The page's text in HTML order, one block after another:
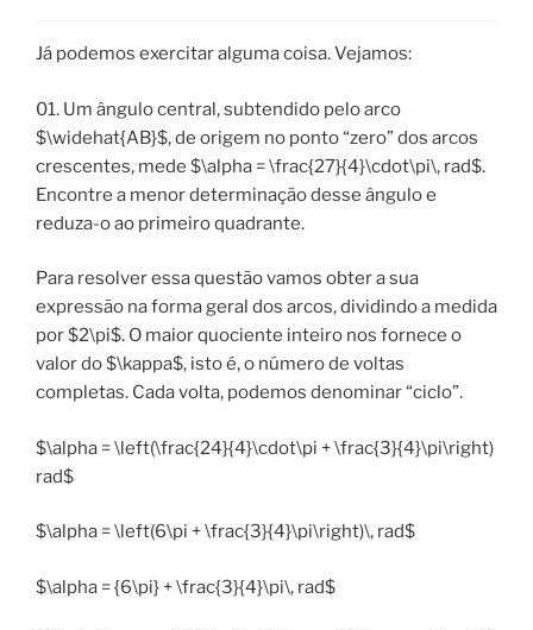
Já podemos exercitar alguma coisa. Vejamos:
01. Um ângulo central, subtendido pelo arco
$\widehat{AB}$, de origem no ponto “zero” dos arcos
crescentes, mede $\alpha = \frac{27}{4}\cdot\pi\, rad$.
Encontre a menor determinação desse ângulo e
reduza-o ao primeiro quadrante.
Para resolver essa questão vamos obter a sua
expressão na forma geral dos arcos, dividindo a medida
por $2\pi$. O maior quociente inteiro nos fornece o
valor do $\kappa$, isto é, o número de voltas
completas. Cada volta, podemos denominar “ciclo”.
$\alpha = \left(\frac{24}{4}\cdot\pi + \frac{3}{4}\pi\right)
rad$
$\alpha = \left(6\pi + \frac{3}{4}\pi\right)\, rad$
$\alpha = {6\pi} + \frac{3}{4}\pi\, rad$